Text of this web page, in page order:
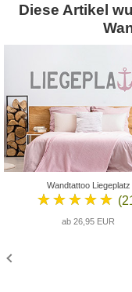
Diese Artikel
Wandtattoo Liegeplatz
★★★★★
ab 26,95 EUR